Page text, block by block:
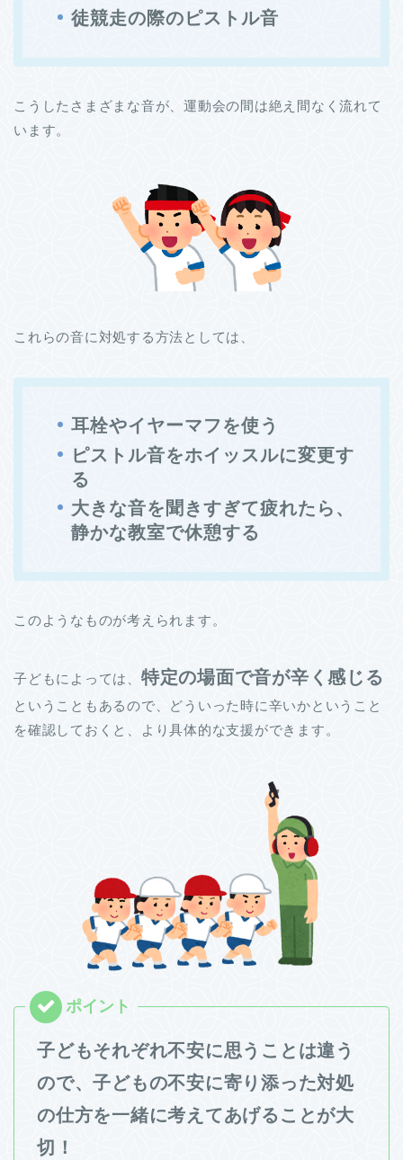
徒競走の際のピストル音
こうしたさまざまな音が、運動会の間は絶え間なく流れて
います。
これらの音に対処する方法としては、
耳栓やイヤーマフを使う
ピストル音をホイッスルに変更す
る
大きな音を聞きすぎて疲れたら、
静かな教室で休憩する
このようなものが考えられます。
子どもによっては、 特定の場面で音が辛く感じる
ということもあるので、どういった時に辛いかということ
を確認しておくと、より具体的な支援ができます。
子どもそれぞれ不安に思うことは違う
ので、子どもの不安に寄り添った対処
の仕方を一緒に考えてあげることが大
切！